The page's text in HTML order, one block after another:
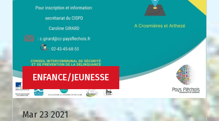
ENFANCE/JEUNESSE
Mar 23 2021